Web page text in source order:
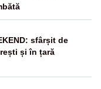
sfârșit de
și în țară